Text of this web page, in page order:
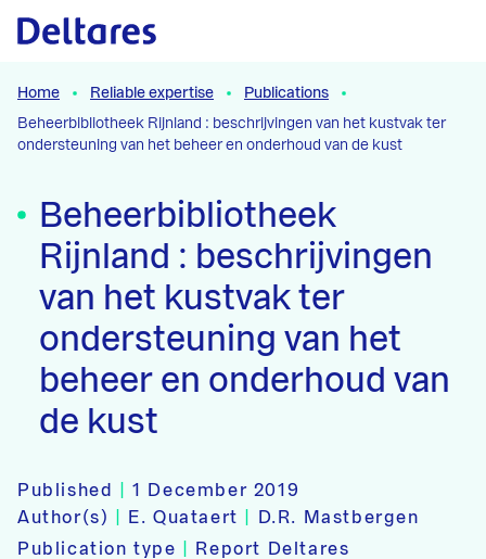
Naar hoofdcontent
Home Reliable expertise
Publications
Beheerbibliotheek Rijnland : beschrijvingen van het kustvak ter
ondersteuning van het beheer en onderhoud van de kust
Beheerbibliotheek
Rijnland : beschrijvingen
van het kustvak ter
ondersteuning van het
beheer en onderhoud van
de kust
Published |1 December 2019
Author(s)
E. Quataert
D.R. Mastbergen
Publication type
Report Deltares